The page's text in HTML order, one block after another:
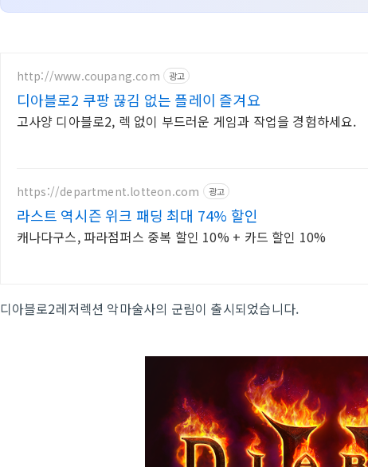
http://www.coupang.com 광고
디아블로2 쿠팡 끊김 없는 플레이 즐겨요
고사양 디아블로2, 렉 없이 부드러운 게임과 작업을 경험하세요.
https://department.lotteon.com 광고
라스트 역시즌 위크 패딩 최대 74% 할인
캐나다구스, 파라점퍼스 중복 할인 10% + 카드 할인 10%
디아블로2레저렉션 악마술사의 군림이 출시되었습니다.